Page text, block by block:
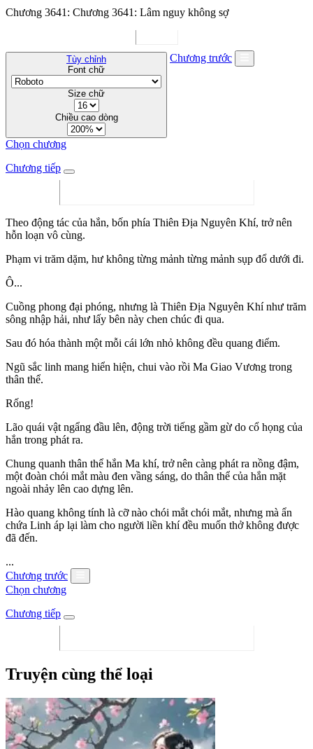
Chương 3641: Chương 3641: Lâm nguy không sợ
Tùy chỉnh
Font chữ
Size chữ
Chiều cao dòng
Chương trước
Chọn chương
Chương tiếp
Theo động tác của hắn, bốn phía Thiên Địa Nguyên Khí, trở nên
hỗn loạn vô cùng.
Phạm vi trăm dặm, hư không từng mảnh từng mảnh sụp đổ dưới đi.
Ô...
Cuồng phong đại phóng, nhưng là Thiên Địa Nguyên Khí như trăm
sông nhập hải, như lấy bên này chen chúc đi qua.
Sau đó hóa thành một mỗi cái lớn nhỏ không đều quang điểm.
Ngũ sắc linh mang hiển hiện, chui vào rồi Ma Giao Vương trong
thân thể.
Rống!
Lão quái vật ngẩng đầu lên, động trời tiếng gầm gừ do cổ họng của
hắn trong phát ra.
Chung quanh thân thể hắn Ma khí, trở nên càng phát ra nồng đậm,
một đoàn chói mắt màu đen vầng sáng, do thân thể của hắn mặt
ngoài nhảy lên cao dựng lên.
Hào quang không tính là cỡ nào chói mắt chói mắt, nhưng mà ẩn
chứa Linh áp lại làm cho người liền khí đều muốn thở không được
đã đến.
...
Chương trước
Chọn chương
Chương tiếp
Truyện cùng thể loại